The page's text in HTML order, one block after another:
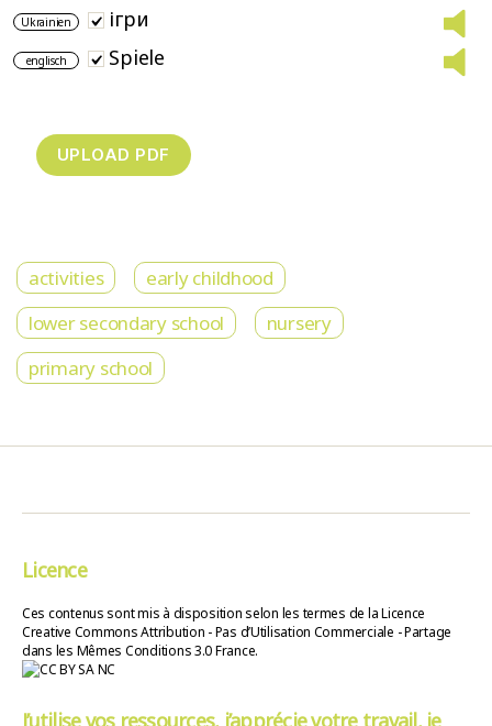
Ukrainien ігри
englisch Spiele
activities
early childhood
lower secondary school
nursery
primary school
Licence
Ces contenus sont mis à disposition selon les termes de la Licence
Creative Commons Attribution - Pas d’Utilisation Commerciale - Partage
dans les Mêmes Conditions 3.0 France.